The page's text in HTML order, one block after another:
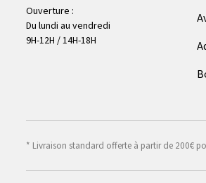
Ouverture :
Du lundi au vendredi
9H-12H / 14H-18H
* Livraison standard offerte à partir de 200€